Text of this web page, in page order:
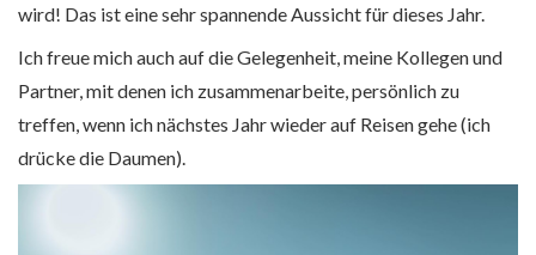
wird! Das ist eine sehr spannende Aussicht für dieses Jahr.
Ich freue mich auch auf die Gelegenheit, meine Kollegen und
Partner, mit denen ich zusammenarbeite, persönlich zu
treffen, wenn ich nächstes Jahr wieder auf Reisen gehe (ich
drücke die Daumen).